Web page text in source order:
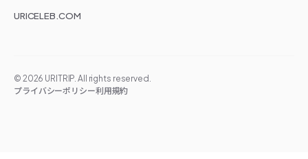
URICELEB.COM
© 2026 URITRIP. All rights reserved.
プライバシーポリシー利用規約